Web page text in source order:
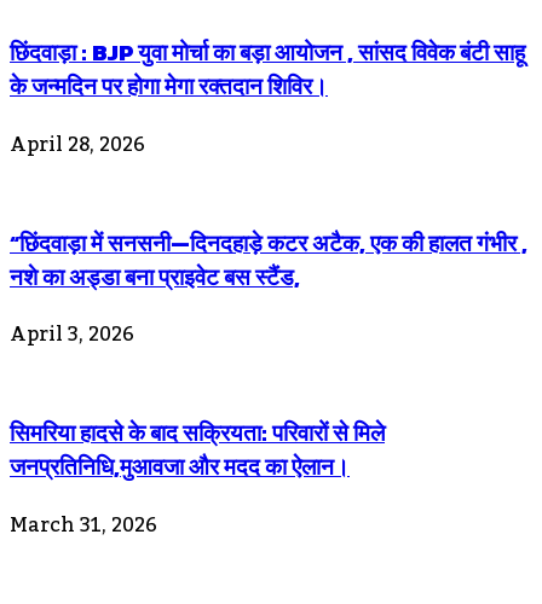
छिंदवाड़ा : BJP युवा मोर्चा का बड़ा आयोजन , सांसद विवेक बंटी साहू
के जन्मदिन पर होगा मेगा रक्तदान शिविर।
April 28, 2026
“छिंदवाड़ा में सनसनी—दिनदहाड़े कटर अटैक, एक की हालत गंभीर ,
नशे का अड्डा बना प्राइवेट बस स्टैंड,
April 3, 2026
सिमरिया हादसे के बाद सक्रियता: परिवारों से मिले
जनप्रतिनिधि,मुआवजा और मदद का ऐलान।
March 31, 2026